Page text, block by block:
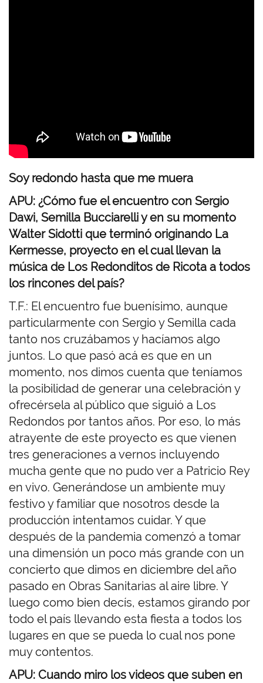
Soy redondo hasta que me muera
APU: ¿Cómo fue el encuentro con Sergio
Dawi, Semilla Bucciarelli y en su momento
Walter Sidotti que terminó originando La
Kermesse, proyecto en el cual llevan la
música de Los Redonditos de Ricota a todos
los rincones del país?
T.F.: El encuentro fue buenísimo, aunque
particularmente con Sergio y Semilla cada
tanto nos cruzábamos y hacíamos algo
juntos. Lo que pasó acá es que en un
momento, nos dimos cuenta que teníamos
la posibilidad de generar una celebración y
ofrecérsela al público que siguió a Los
Redondos por tantos años. Por eso, lo más
atrayente de este proyecto es que vienen
tres generaciones a vernos incluyendo
mucha gente que no pudo ver a Patricio Rey
en vivo. Generándose un ambiente muy
festivo y familiar que nosotros desde la
producción intentamos cuidar. Y que
después de la pandemia comenzó a tomar
una dimensión un poco más grande con un
concierto que dimos en diciembre del año
pasado en Obras Sanitarias al aire libre. Y
luego como bien decís, estamos girando por
todo el país llevando esta fiesta a todos los
lugares en que se pueda lo cual nos pone
muy contentos.
APU: Cuando miro los videos que suben en